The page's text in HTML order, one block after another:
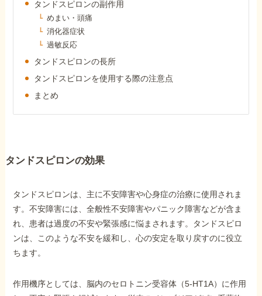
Q&A・相談事例
障害年金コラム
お客様からの感謝のお手紙
サイトマップ
で受給相談をする
タンドスピロンの副作用
めまい・頭痛
消化器症状
過敏反応
タンドスピロンの長所
タンドスピロンを使用する際の注意点
まとめ
タンドスピロンの効果
タンドスピロンは、主に不安障害や心身症の治療に使用されま
す。不安障害には、全般性不安障害やパニック障害などが含ま
れ、患者は過度の不安や緊張感に悩まされます。タンドスピロ
ンは、このような不安を緩和し、心の安定を取り戻すのに役立
ちます。
作用機序としては、脳内のセロトニン受容体（5-HT1A）に作用